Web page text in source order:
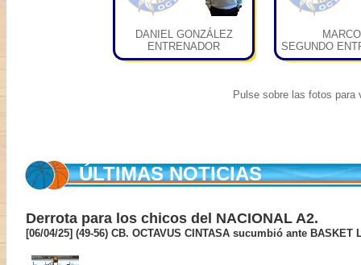
DANIEL GONZÁLEZ
ENTRENADOR
SEGUNDO
Pulse sobre las fotos para
ÚLTIMAS NOTICIAS
Derrota para los chicos del NACIONAL A2.
[06/04/25] (49-56) CB. OCTAVUS CINTASA sucumbió ante BASKET